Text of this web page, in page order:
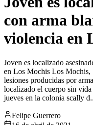
con arma
violencia en
Joven es localizado
en Los Mochis Los Mochis,
lesiones producidas por
localizado el cuerpo sin
jueves en la colonia scally
Felipe Guerrero